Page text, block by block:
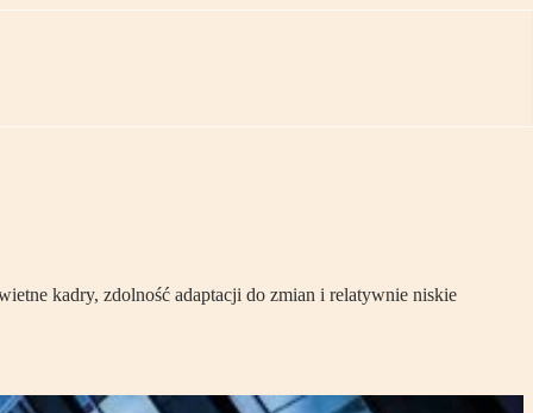
kadry, zdolność adaptacji do zmian i relatywnie niskie